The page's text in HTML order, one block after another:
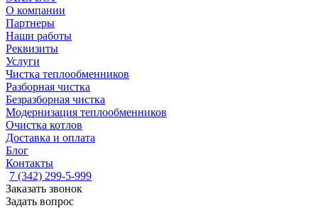
О компании
Партнеры
Наши работы
Реквизиты
Услуги
Чистка теплообменников
Разборная чистка
Безразборная чистка
Модернизация теплообменников
Очистка котлов
Доставка и оплата
Блог
Контакты
7 (342) 299-5-999
Заказать звонок
Задать вопрос